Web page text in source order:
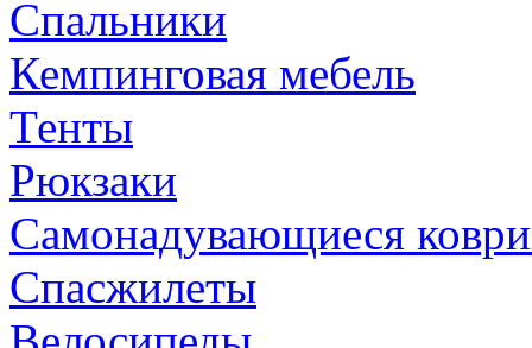
Спальники
Кемпинговая мебель
Тенты
Рюкзаки
Самонадувающиеся
Спасжилеты